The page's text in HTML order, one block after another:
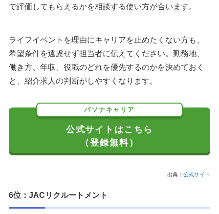
で評価してもらえるかを相談する使い方が合います。
ライフイベントを理由にキャリアを止めたくない方も、
希望条件を遠慮せず担当者に伝えてください。勤務地、
働き方、年収、役職のどれを優先するのかを決めておく
と、紹介求人の判断がしやすくなります。
パソナキャリア
公式サイトはこちら
（登録無料）
出典： 公式サイト
6位：JACリクルートメント